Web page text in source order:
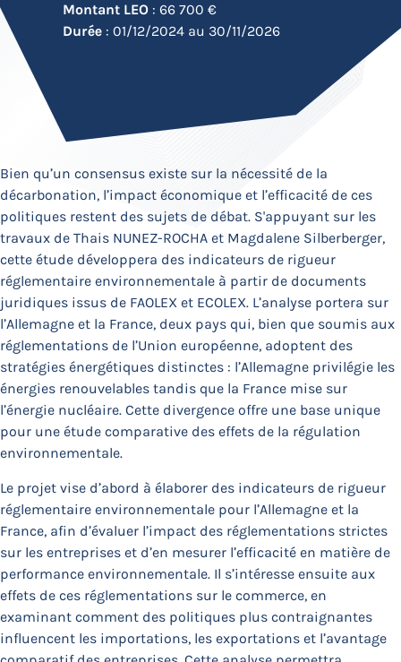
Montant LEO : 66 700 €
Durée : 01/12/2024 au 30/11/2026
Bien qu’un consensus existe sur la nécessité de la
décarbonation, l’impact économique et l’efficacité de ces
politiques restent des sujets de débat. S'appuyant sur les
travaux de Thais NUNEZ-ROCHA et Magdalene Silberberger,
cette étude développera des indicateurs de rigueur
réglementaire environnementale à partir de documents
juridiques issus de FAOLEX et ECOLEX. L’analyse portera sur
l’Allemagne et la France, deux pays qui, bien que soumis aux
réglementations de l’Union européenne, adoptent des
stratégies énergétiques distinctes : l’Allemagne privilégie les
énergies renouvelables tandis que la France mise sur
l’énergie nucléaire. Cette divergence offre une base unique
pour une étude comparative des effets de la régulation
environnementale.
Le projet vise d’abord à élaborer des indicateurs de rigueur
réglementaire environnementale pour l’Allemagne et la
France, afin d’évaluer l’impact des réglementations strictes
sur les entreprises et d’en mesurer l’efficacité en matière de
performance environnementale. Il s’intéresse ensuite aux
effets de ces réglementations sur le commerce, en
examinant comment des politiques plus contraignantes
influencent les importations, les exportations et l’avantage